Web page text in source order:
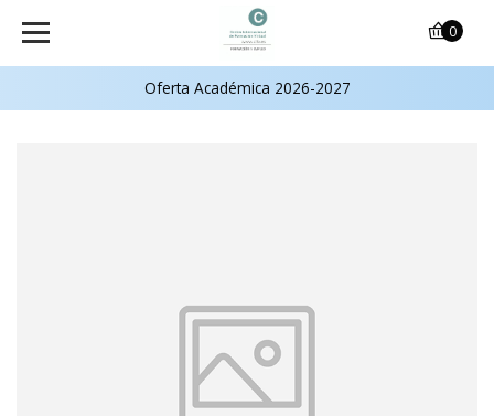
Oferta Académica 2026-2027
0